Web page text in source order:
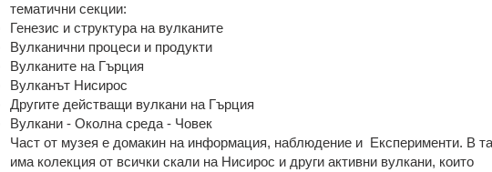
тематични секции:
Генезис и структура на вулканите
Вулканични процеси и продукти
Вулканите на Гърция
Вулканът Нисирос
Другите действащи вулкани на Гърция
Вулкани - Околна среда - Човек
Част от музея е домакин на информация, наблюдение и Експерименти. В
има колекция от всички скали на Нисирос и други активни вулкани, които